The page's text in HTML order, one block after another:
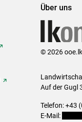
Über uns
© 2026
Auf der Gugl
Telefon: +43
E-Mail: